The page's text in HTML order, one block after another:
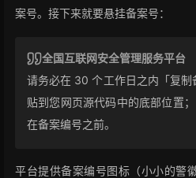
案号。接下来就要悬挂备案号：
全国互联网安全管理服务平台
请务必在 30 个工作日之内「复
贴到您网页源代码中的底部位置
在备案编号之前。
平台提供备案编号图标（小小的警